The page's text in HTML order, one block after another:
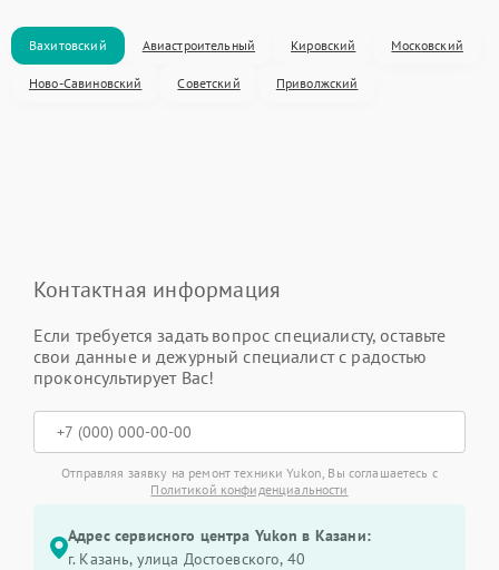
Вахитовский Авиастроительный Кировский Московский
Ново-Савиновский Советский Приволжский
Контактная информация
Если требуется задать вопрос специалисту, оставьте
свои данные и дежурный специалист с радостью
проконсультирует Вас!
Отправляя заявку на ремонт техники Yukon, Вы соглашаетесь с
Политикой конфиденциальности
Адрес сервисного центра Yukon в Казани:
г. Казань, улица Достоевского, 40